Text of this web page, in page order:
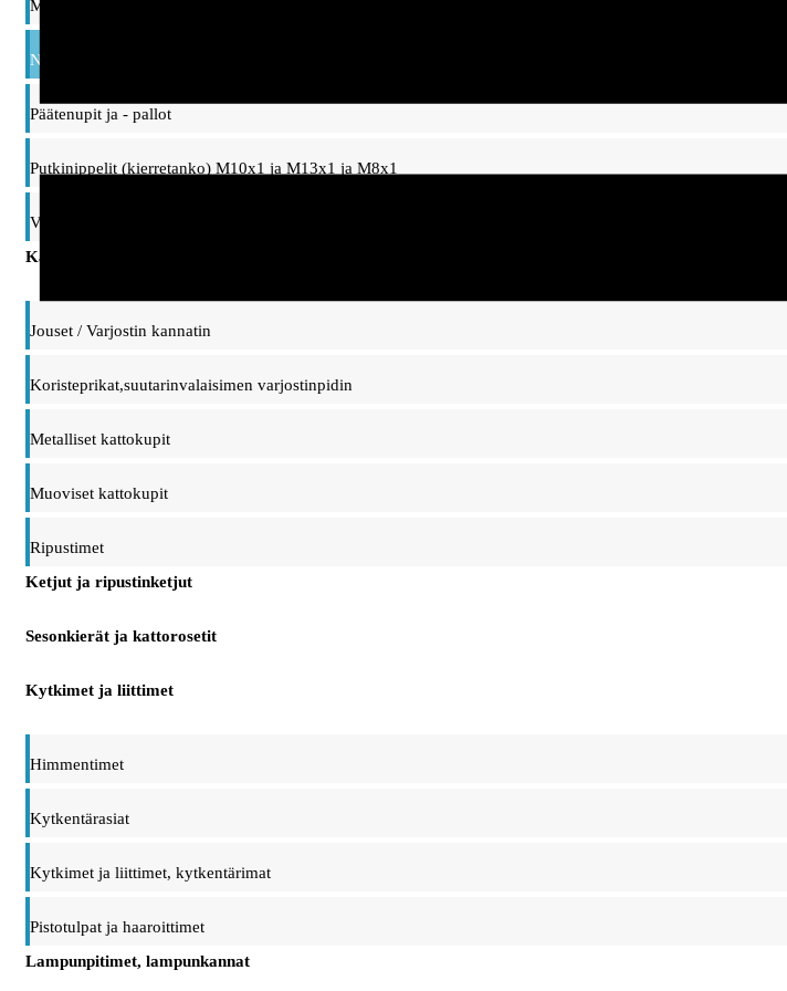
Mutterit ja prikat
Nivelet ja ripustinsangat, taipuisat varret
Päätenupit ja - pallot
Putkinippelit (kierretanko) M10x1 ja M13x1 ja M8x1
Vaihtonippelit, adapterit M10/M13 kierteet
Kattokupit, ripustimet ja kannattimet
Jouset / Varjostin kannatin
Koristeprikat,suutarinvalaisimen varjostinpidin
Metalliset kattokupit
Muoviset kattokupit
Ripustimet
Ketjut ja ripustinketjut
Sesonkierät ja kattorosetit
Kytkimet ja liittimet
Himmentimet
Kytkentärasiat
Kytkimet ja liittimet, kytkentärimat
Pistotulpat ja haaroittimet
Lampunpitimet, lampunkannat